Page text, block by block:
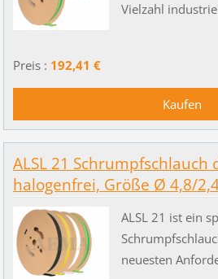
Vielzahl
Preis : 192,41 €
ALSL 21 Schrumpfschlauch
halogenfrei, Größe Ø 4,8/
ALSL 21 ist ein
neuesten